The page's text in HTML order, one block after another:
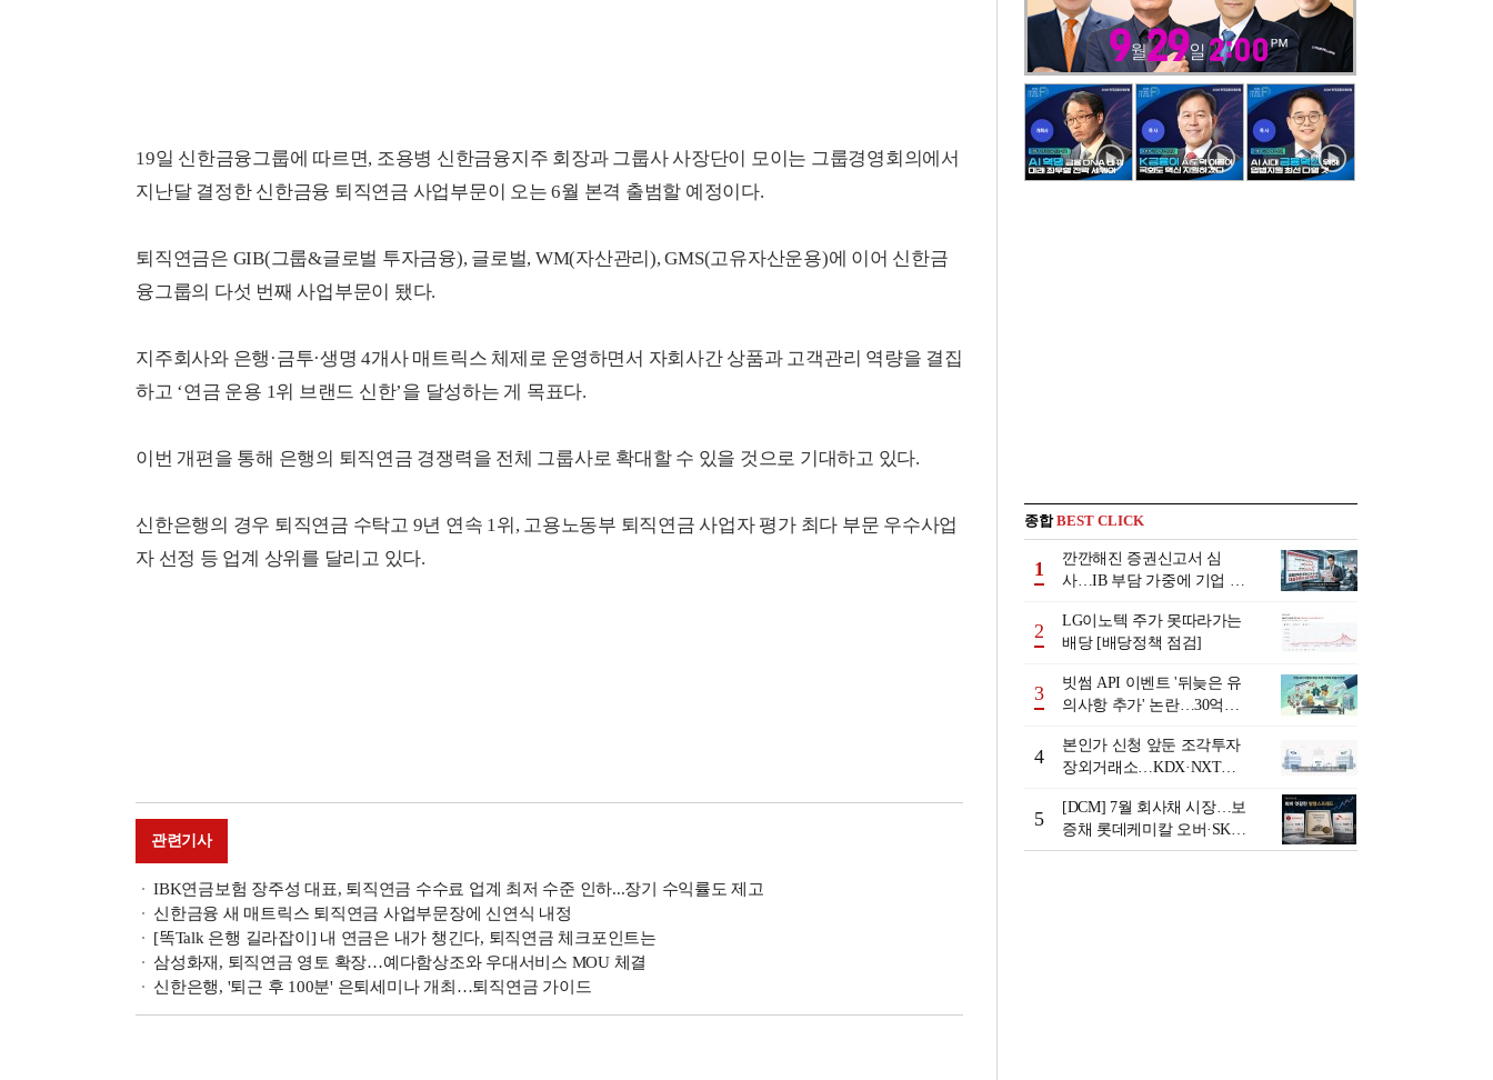
19일 신한금융그룹에 따르면, 조용병 신한금융지주 회장과 그룹사 사장단이 모이는 그룹경영회의에서
지난달 결정한 신한금융 퇴직연금 사업부문이 오는 6월 본격 출범할 예정이다.
퇴직연금은 GIB(그룹&글로벌 투자금융), 글로벌, WM(자산관리), GMS(고유자산운용)에 이어 신한금
융그룹의 다섯 번째 사업부문이 됐다.
지주회사와 은행·금투·생명 4개사 매트릭스 체제로 운영하면서 자회사간 상품과 고객관리 역량을 결집
하고 ‘연금 운용 1위 브랜드 신한’을 달성하는 게 목표다.
이번 개편을 통해 은행의 퇴직연금 경쟁력을 전체 그룹사로 확대할 수 있을 것으로 기대하고 있다.
신한은행의 경우 퇴직연금 수탁고 9년 연속 1위, 고용노동부 퇴직연금 사업자 평가 최다 부문 우수사업
자 선정 등 업계 상위를 달리고 있다.
관련기사
IBK연금보험 장주성 대표, 퇴직연금 수수료 업계 최저 수준 인하...장기 수익률도 제고
신한금융 새 매트릭스 퇴직연금 사업부문장에 신연식 내정
[똑Talk 은행 길라잡이] 내 연금은 내가 챙긴다, 퇴직연금 체크포인트는
삼성화재, 퇴직연금 영토 확장…예다함상조와 우대서비스 MOU 체결
신한은행, '퇴근 후 100분' 은퇴세미나 개최…퇴직연금 가이드
종합BEST CLICK
1
깐깐해진 증권신고서 심
사…IB 부담 가중에 기업 자
2
LG이노텍 주가 못따라가는
배당 [배당정책 점검]
3
빗썸 API 이벤트 '뒤늦은 유
의사항 추가' 논란…30억원
발
4
본인가 신청 앞둔 조각투자
장외거래소…KDX·NXT컨
5
[DCM] 7월 회사채 시장…보
증채 롯데케미칼 오버·SK에
코플랜트 언더 [7월 리뷰①]